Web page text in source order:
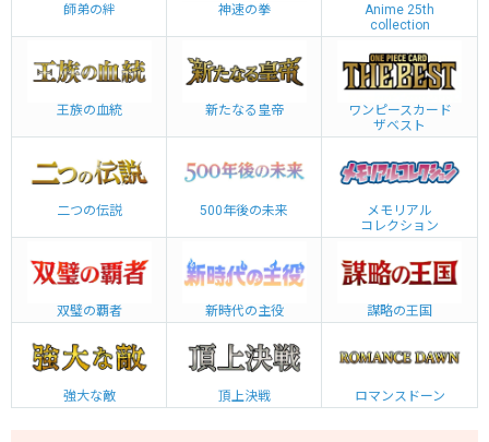
師弟の絆 神速の拳
Anime 25th
collection
王族の血統 新たなる皇帝
ワンピースカード
ザベスト
二つの伝説 500年後の未来
メモリアル
コレクション
双璧の覇者 新時代の主役 謀略の王国
強大な敵 頂上決戦 ロマンスドーン